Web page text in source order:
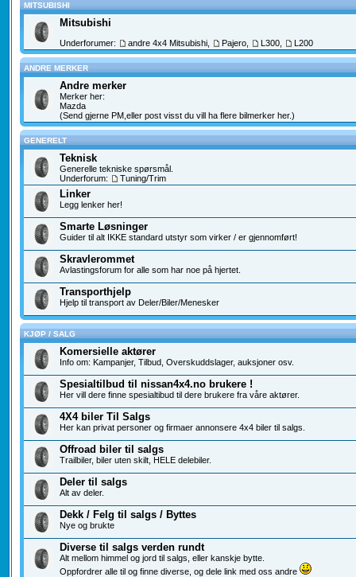
MITSUBISHI
Mitsubishi
Underforumer: andre 4x4 Mitsubishi, Pajero, L300, L200
ANDRE MERKER
Andre merker
Merker her:
Mazda
(Send gjerne PM,eller post visst du vill ha flere bilmerker her.)
GENERELT
Teknisk
Generelle tekniske spørsmål.
Underforum:
Tuning/Trim
Linker
Legg lenker her!
Smarte Løsninger
Guider til alt IKKE standard utstyr som virker / er gjennomført!
Skravlerommet
Avlastingsforum for alle som har noe på hjertet.
Transporthjelp
Hjelp til transport av Deler/Biler/Menesker
KJØP / SALG
Komersielle aktører
Info om: Kampanjer, Tilbud, Overskuddslager, auksjoner osv.
Spesialtilbud til nissan4x4.no brukere !
Her vill dere finne spesialtibud til dere brukere fra våre aktører.
4X4 biler Til Salgs
Her kan privat personer og firmaer annonsere 4x4 biler til salgs.
Offroad biler til salgs
Trailbiler, biler uten skilt, HELE delebiler.
Deler til salgs
Alt av deler.
Dekk / Felg til salgs / Byttes
Nye og brukte
Diverse til salgs verden rundt
Alt mellom himmel og jord til salgs, eller kanskje bytte.
Oppfordrer alle til og finne diverse, og dele link med oss andre